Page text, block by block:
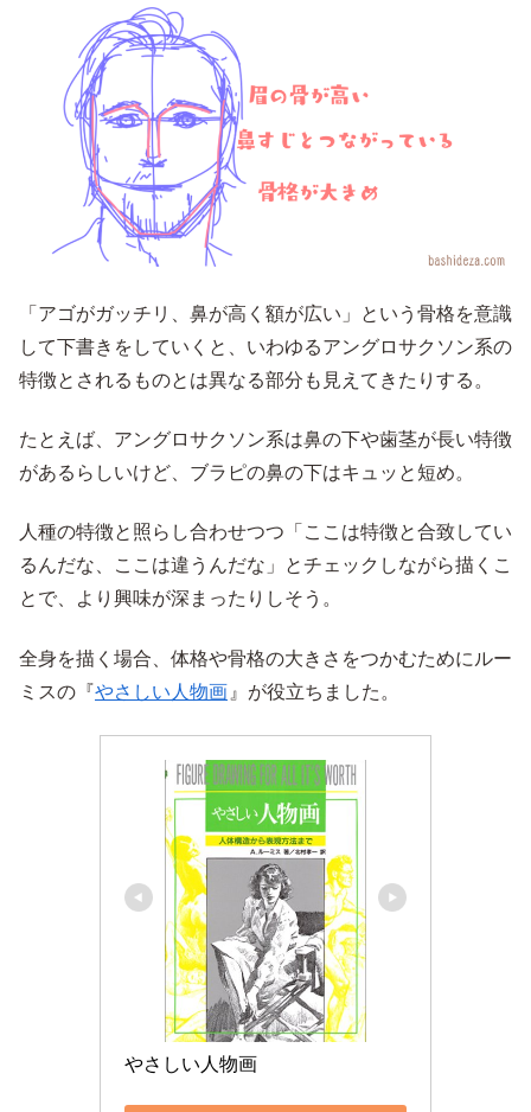
「アゴがガッチリ、鼻が高く額が広い」という骨格を意識
して下書きをしていくと、いわゆるアングロサクソン系の
特徴とされるものとは異なる部分も見えてきたりする。
たとえば、アングロサクソン系は鼻の下や歯茎が長い特徴
があるらしいけど、ブラピの鼻の下はキュッと短め。
人種の特徴と照らし合わせつつ「ここは特徴と合致してい
るんだな、ここは違うんだな」とチェックしながら描くこ
とで、より興味が深まったりしそう。
全身を描く場合、体格や骨格の大きさをつかむためにルー
ミスの『やさしい人物画 』が役立ちました。
やさしい人物画